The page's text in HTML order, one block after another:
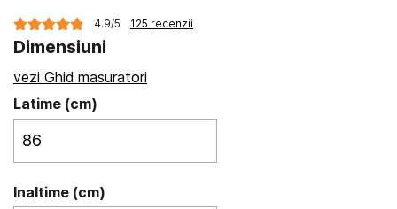
4.9/5 125 recenzii
Dimensiuni
vezi Ghid masuratori
Latime (cm)
Inaltime (cm)